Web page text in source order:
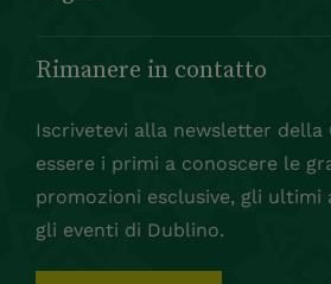
Rimanere in contatto
Iscrivetevi alla newsletter della
essere i primi a conoscere le
promozioni esclusive, gli ultimi
gli eventi di Dublino.